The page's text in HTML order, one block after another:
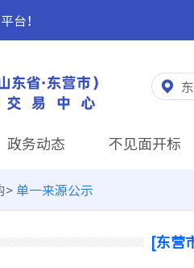
台！
政务动态 不见面开标
> 单一来源公示
[东营